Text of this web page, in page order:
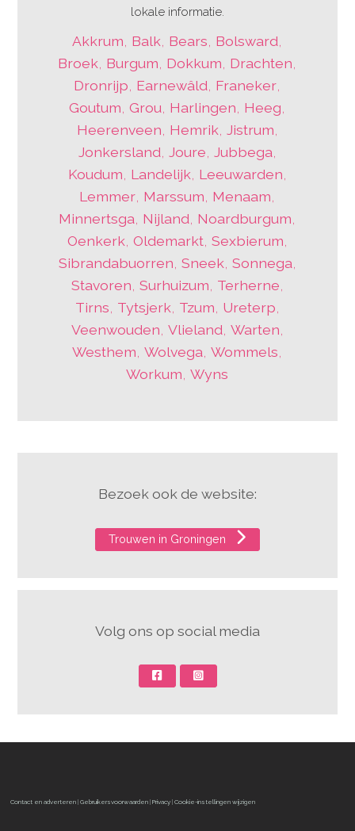
lokale informatie.
Akkrum, Balk, Bears, Bolsward,
Broek, Burgum, Dokkum, Drachten,
Dronrijp, Earnewâld, Franeker,
Goutum,Grou, Harlingen, Heeg,
Heerenveen, Hemrik, Jistrum,
Jonkersland, Joure, Jubbega,
Koudum, Landelijk, Leeuwarden,
Lemmer, Marssum, Menaam,
Minnertsga, Nijland, Noardburgum,
Oenkerk, Oldemarkt, Sexbierum,
Sibrandabuorren, Sneek, Sonnega,
Stavoren, Surhuizum, Terherne,
Tirns, Tytsjerk, Tzum, Ureterp,
Veenwouden, Vlieland, Warten,
Westhem,Wolvega,Wommels,
Workum,Wyns
Bezoek ook de website:
Trouwen in Groningen
Volg ons op social media
Contact en adverteren |Gebruikersvoorwaarden |Privacy |Cookie-instellingen wijzigen